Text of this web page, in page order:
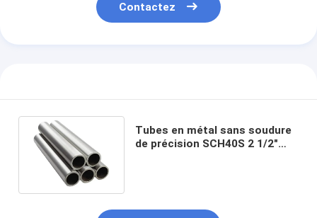
Contactez
Tubes en métal sans soudure
de précision SCH40S 2 1/2"